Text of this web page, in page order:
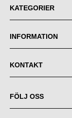
Se våra produkter för
KATEGORIER
INFORMATION
KONTAKT
FÖLJ OSS